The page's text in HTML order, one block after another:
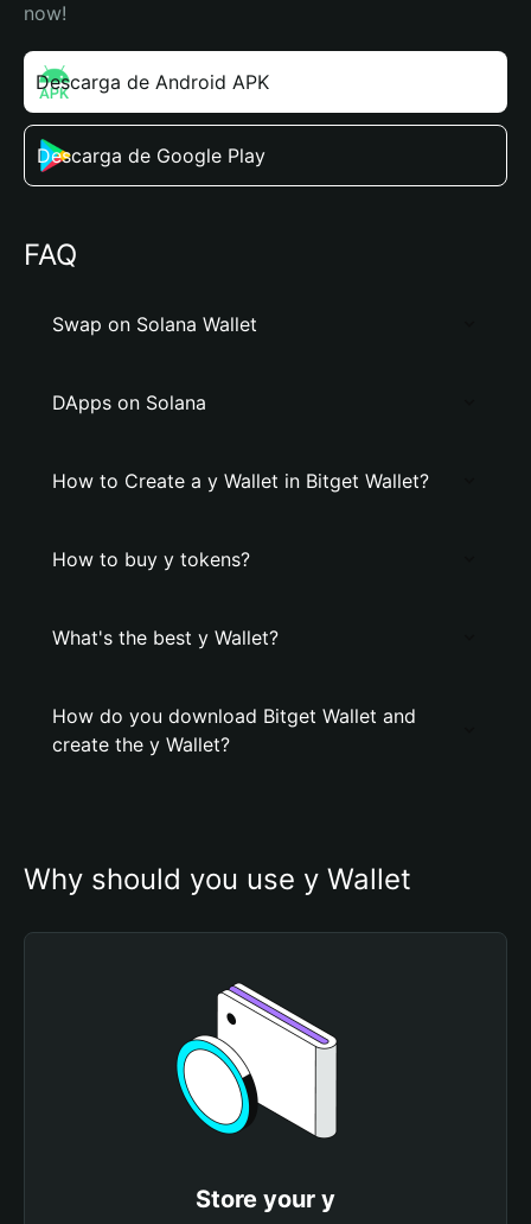
now!
Descarga de Android APK
Descarga de Google Play
FAQ
Swap on Solana Wallet
DApps on Solana
How to Create a y Wallet in Bitget Wallet?
How to buy y tokens?
What's the best y Wallet?
How do you download Bitget Wallet and
create the y Wallet?
Why should you use y Wallet
Store your y